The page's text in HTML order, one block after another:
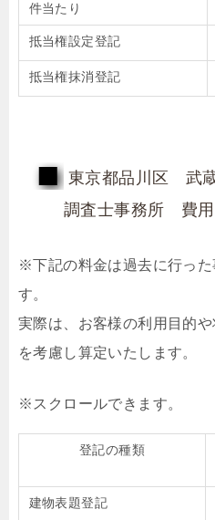
件当たり
抵当権設定登記
抵当権抹消登記
東京都品川区 武
調査士事務所 費用
※下記の料金は過去に行っ
す。
実際は、お客様の利用目的
を考慮し算定いたします。
登記の種類
建物表題登記